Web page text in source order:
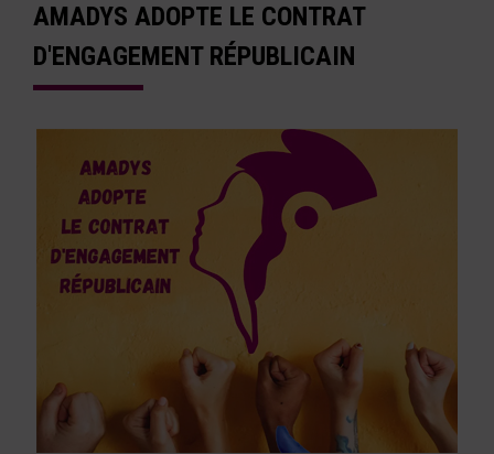
AMADYS ADOPTE LE CONTRAT
D'ENGAGEMENT RÉPUBLICAIN